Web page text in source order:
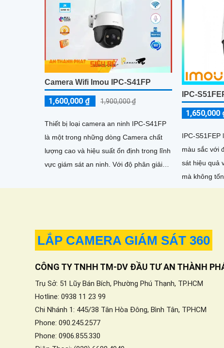
khu vực mà việc đi lại khó khăn hoặc
không có sẵn kết nối mạng ổn định.
Camera IPC-K7FP-3H0TE-EU sử dụng
công nghệ nhận diện người và động vật,
kết hợp Wifi không dây
Camera Wifi Imou IPC-S41FP
1,600,000 ₫ 1,900,000 ₫
Thiết bị loại camera an ninh IPC-S41FP
là một trong những dòng Camera chất
lượng cao và hiệu suất ổn định trong lĩnh
vực giám sát an ninh. Với độ phân giải
IPC-
1,650,000
IPC-S51FEP
màu sắc với
sát hiệu quả
mà không
Thiết bị
LẮP CAMERA GIÁM SÁT 360
CÔNG TY TNHH TM-DV ĐẦU TƯ AN THÀNH
Trụ Sở: 51 Lũy Bán Bích, Phường Phú Thạnh, TP.HCM
Hotline: 0938 11 23 99
Chi Nhánh 1: 445/38 Tân Hòa Đông, Bình Tân, TPHCM
Phone: 090.245.2577
Phone: 0906.855.330